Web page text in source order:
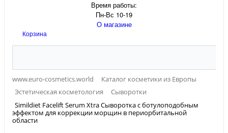
Время работы:
Пн-Вс 10-19
О магазине
Корзина
www.euro-cosmetics.world
Каталог косметики из Европы
Эстетическая косметология
Сыворотки
Simildiet Facelift Serum Xtra Сыворотка с ботулоподобным
эффектом для коррекции морщин в периорбитальной
области